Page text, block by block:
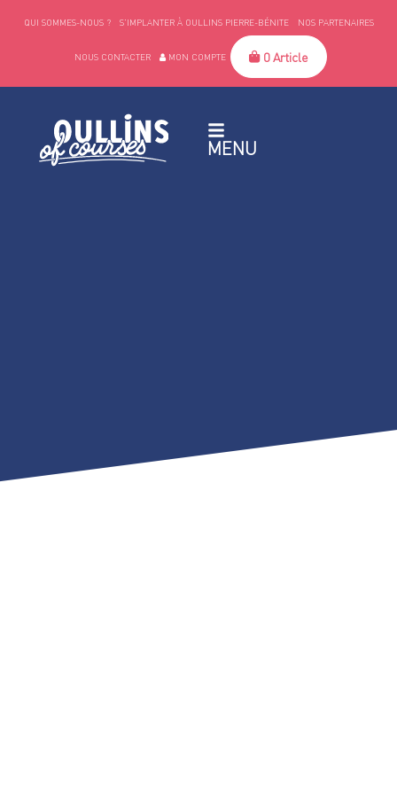
QUI SOMMES-NOUS ? S’IMPLANTER À OULLINS PIERRE-BÉNITE NOS PARTENAIRES
NOUS CONTACTER MON COMPTE 0 Article
MENU